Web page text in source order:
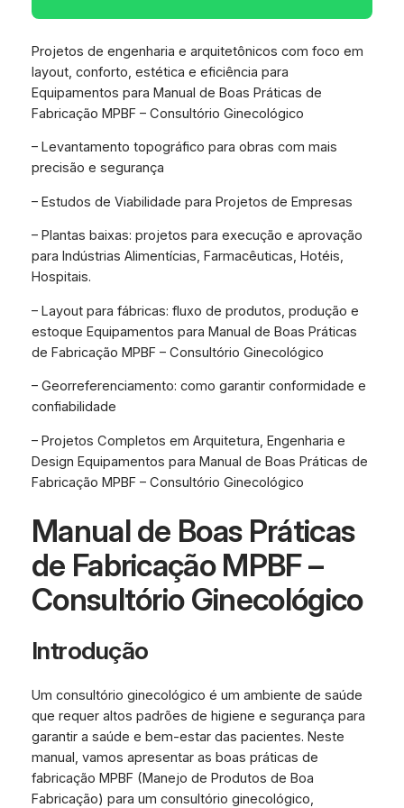
Projetos de engenharia e arquitetônicos com foco em
layout, conforto, estética e eficiência para
Equipamentos para Manual de Boas Práticas de
Fabricação MPBF – Consultório Ginecológico
– Levantamento topográfico para obras com mais
precisão e segurança
– Estudos de Viabilidade para Projetos de Empresas
– Plantas baixas: projetos para execução e aprovação
para Indústrias Alimentícias, Farmacêuticas, Hotéis,
Hospitais.
– Layout para fábricas: fluxo de produtos, produção e
estoque Equipamentos para Manual de Boas Práticas
de Fabricação MPBF – Consultório Ginecológico
– Georreferenciamento: como garantir conformidade e
confiabilidade
– Projetos Completos em Arquitetura, Engenharia e
Design Equipamentos para Manual de Boas Práticas de
Fabricação MPBF – Consultório Ginecológico
Manual de Boas Práticas
de Fabricação MPBF –
Consultório Ginecológico
Introdução
Um consultório ginecológico é um ambiente de saúde
que requer altos padrões de higiene e segurança para
garantir a saúde e bem-estar das pacientes. Neste
manual, vamos apresentar as boas práticas de
fabricação MPBF (Manejo de Produtos de Boa
Fabricação) para um consultório ginecológico,